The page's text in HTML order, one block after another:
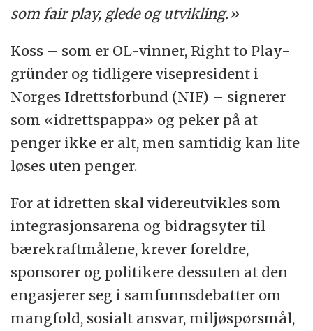
som fair play, glede og utvikling.»
Koss – som er OL-vinner, Right to Play-
gründer og tidligere visepresident i
Norges Idrettsforbund (NIF) – signerer
som «idrettspappa» og peker på at
penger ikke er alt, men samtidig kan lite
løses uten penger.
For at idretten skal videreutvikles som
integrasjonsarena og bidragsyter til
bærekraftmålene, krever foreldre,
sponsorer og politikere dessuten at den
engasjerer seg i samfunnsdebatter om
mangfold, sosialt ansvar, miljøspørsmål,